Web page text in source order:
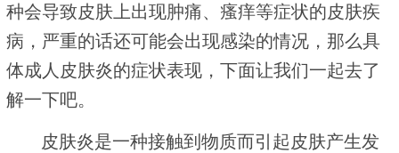
种会导致皮肤上出现肿痛、瘙痒等症状的皮肤疾
病，严重的话还可能会出现感染的情况，那么具
体成人皮肤炎的症状表现，下面让我们一起去了
解一下吧。
皮肤炎是一种接触到物质而引起皮肤产生发